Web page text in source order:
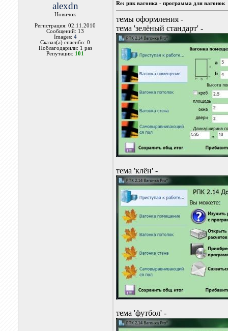
alexdn
Новичок
Регистрация: 02.11.2010
Сообщений: 13
Images: 4
Сказал(а) спасибо: 0
Поблагодарили: 1 раз
Репутация: 101
Re: рпк вагонка - программа для вагонок
темы оформления -
тема 'зелёный стандарт' -
тема 'клён' -
тема 'футбол' -